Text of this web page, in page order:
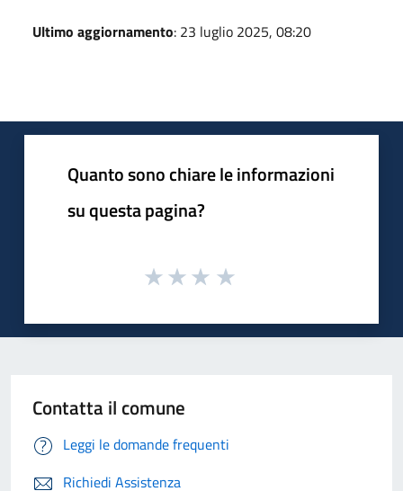
Ultimo aggiornamento: 23 luglio 2025, 08:20
Quanto sono chiare le informazioni
su questa pagina?
Contatta il comune
Leggi le domande frequenti
Richiedi Assistenza